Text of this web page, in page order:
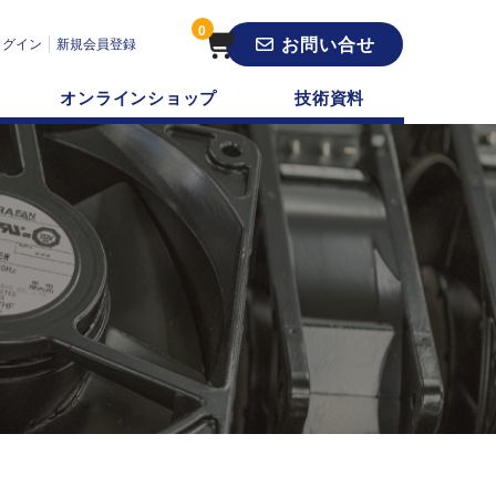
イン 新規会員登録
0
お問い合せ
オンラインショップ 技術資料